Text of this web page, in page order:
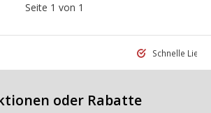
Seite 1 von 1
Schnelle
oder Rabatte